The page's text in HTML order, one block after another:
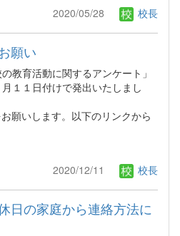
2020/05/28 校長
願い
教育活動に関するアンケート」
１１日付けで発出いたしまし
願いします。以下のリンクから
2020/12/11 校長
日の家庭から連絡方法に